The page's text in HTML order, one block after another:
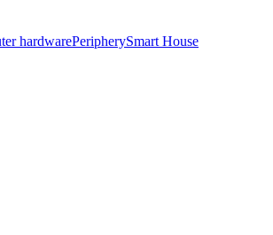
hardwarePeripherySmart House